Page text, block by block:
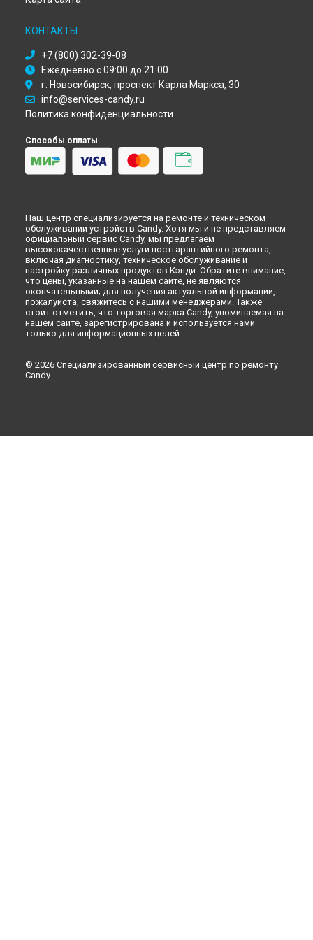
Ремонт духового шкафа FXH 825 VX Candy в
Ремонт духового шкафа FXH 825 VX Candy в
Ремонт духового шкафа FXH 825 VX Candy в
Челнах
Ремонт духового шкафа FXH 825 VX Candy вЛипецке
КОНТАКТЫ
+7 (800) 302-39-08
Ежедневно с 09:00 до 21:00
г. Новосибирск, проспект Карла Маркса, 30
info@services-candy.ru
Политика конфиденциальности
Способы оплаты
Наш центр специализируется на ремонте и техническом
обслуживании устройств Candy. Хотя мы и не представляем
официальный сервис Candy, мы предлагаем
высококачественные услуги постгарантийного ремонта,
включая диагностику, техническое обслуживание и
настройку различных продуктов Кэнди. Обратите внимание,
что цены, указанные на нашем сайте, не являются
окончательными; для получения актуальной информации,
пожалуйста, свяжитесь с нашими менеджерами. Также
стоит отметить, что торговая марка Candy, упоминаемая на
нашем сайте, зарегистрирована и используется нами
только для информационных целей.
© 2026 Специализированный сервисный центр по ремонту
Candy.